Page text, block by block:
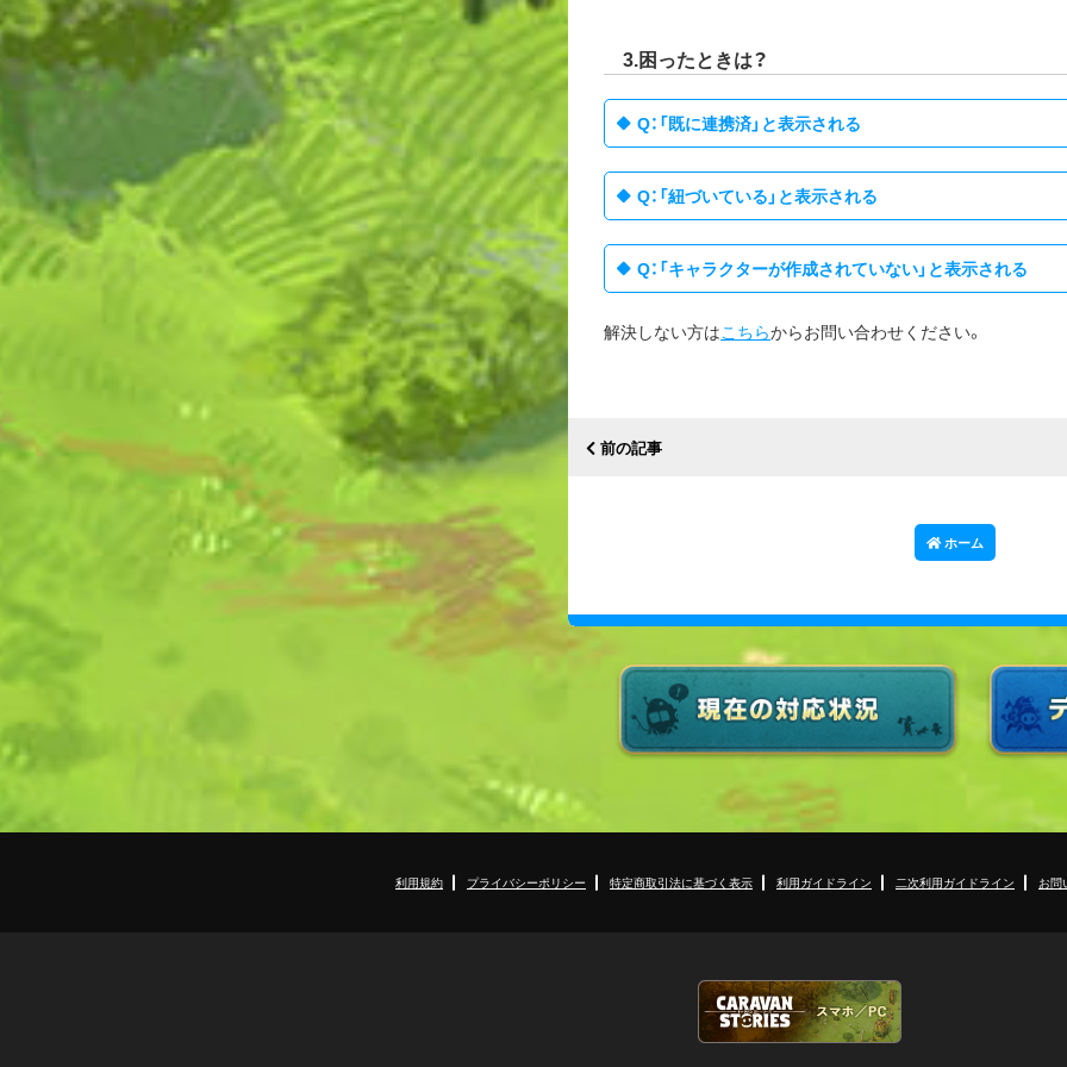
3.困ったときは？
Q：「既に連携済」と表示される
Q：「紐づいている」と表示される
Q：「キャラクターが作成されていない」と表示される
解決しない方はこちらからお問い合わせください。
前の記事
ホーム
利用規約 プライバシーポリシー 特定商取引法に基づく表示 利用ガイドライン 二次利用ガイドライン お問